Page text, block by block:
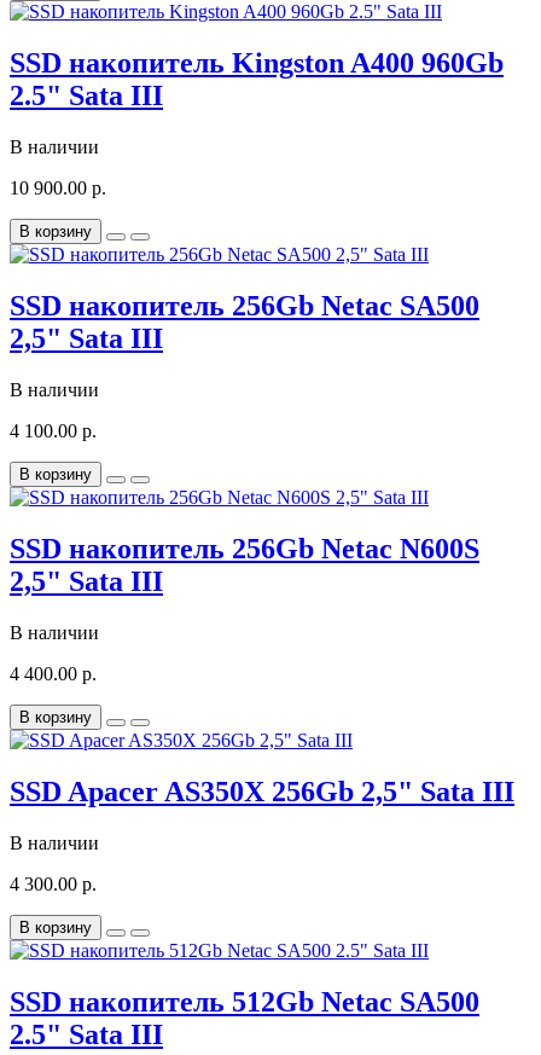
SSD накопитель Kingston A400 960Gb
2.5" Sata III
В наличии
10 900.00 р.
В корзину
SSD накопитель 256Gb Netac SA500
2,5" Sata III
В наличии
4 100.00 р.
В корзину
SSD накопитель 256Gb Netac N600S
2,5" Sata III
В наличии
4 400.00 р.
В корзину
SSD Apacer AS350X 256Gb 2,5" Sata III
В наличии
4 300.00 р.
В корзину
SSD накопитель 512Gb Netac SA500
2.5" Sata III